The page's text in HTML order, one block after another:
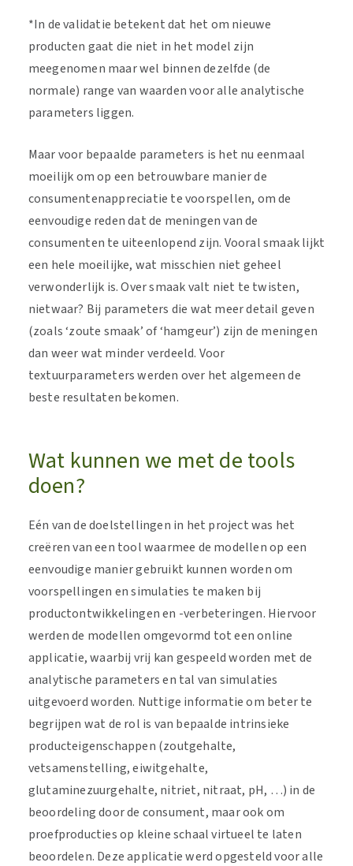
*In de validatie betekent dat het om nieuwe
producten gaat die niet in het model zijn
meegenomen maar wel binnen dezelfde (de
normale) range van waarden voor alle analytische
parameters liggen.
Maar voor bepaalde parameters is het nu eenmaal
moeilijk om op een betrouwbare manier de
consumentenappreciatie te voorspellen, om de
eenvoudige reden dat de meningen van de
consumenten te uiteenlopend zijn. Vooral smaak lijkt
een hele moeilijke, wat misschien niet geheel
verwonderlijk is. Over smaak valt niet te twisten,
nietwaar? Bij parameters die wat meer detail geven
(zoals ‘zoute smaak’ of ‘hamgeur’) zijn de meningen
dan weer wat minder verdeeld. Voor
textuurparameters werden over het algemeen de
beste resultaten bekomen.
Wat kunnen we met de tools
doen?
Eén van de doelstellingen in het project was het
creëren van een tool waarmee de modellen op een
eenvoudige manier gebruikt kunnen worden om
voorspellingen en simulaties te maken bij
productontwikkelingen en -verbeteringen. Hiervoor
werden de modellen omgevormd tot een online
applicatie, waarbij vrij kan gespeeld worden met de
analytische parameters en tal van simulaties
uitgevoerd worden. Nuttige informatie om beter te
begrijpen wat de rol is van bepaalde intrinsieke
producteigenschappen (zoutgehalte,
vetsamenstelling, eiwitgehalte,
glutaminezuurgehalte, nitriet, nitraat, pH, …) in de
beoordeling door de consument, maar ook om
proefproducties op kleine schaal virtueel te laten
beoordelen. Deze applicatie werd opgesteld voor alle